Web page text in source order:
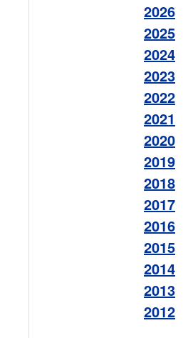
2026
2025
2024
2023
2022
2021
2020
2019
2018
2017
2016
2015
2014
2013
2012